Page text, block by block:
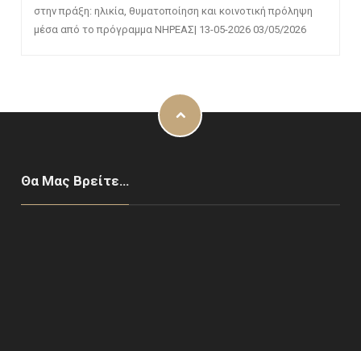
στην πράξη: ηλικία, θυματοποίηση και κοινοτική πρόληψη
μέσα από το πρόγραμμα ΝΗΡΕΑΣ| 13-05-2026 03/05/2026
Θα Μας Βρείτε…